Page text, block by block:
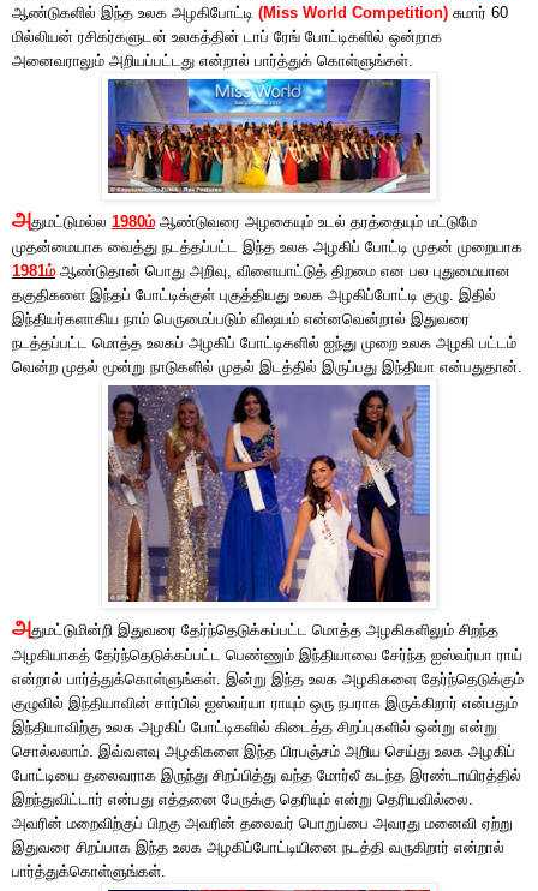
ஆண்டுகளில் இந்த உலக அழகிபோட்டி (Miss World Competition) சுமார் 60
மில்லியன் ரசிகர்களுடன் உலகத்தின் டாப் ரேங் போட்டிகளில் ஒன்றாக
அனைவராலும் அறியப்பட்டது என்றால் பார்த்துக் கொள்ளுங்கள்.
அதுமட்டுமல்ல 1980ம்ஆண்டுவரை அழகையும் உடல் தரத்தையும் மட்டுமே
முதன்மையாக வைத்து நடத்தப்பட்ட இந்த உலக அழகிப் போட்டி முதன் முறையாக
1981ம்ஆண்டுதான் பொது அறிவு, விளையாட்டுத் திறமை என பல புதுமையான
தகுதிகளை இந்தப் போட்டிக்குள் புகுத்தியது உலக அழகிப்போட்டி குழு. இதில்
இந்தியர்களாகிய நாம் பெருமைப்படும் விஷயம் என்னவென்றால் இதுவரை
நடத்தப்பட்ட மொத்த உலகப் அழகிப் போட்டிகளில் ஐந்து முறை உலக அழகி பட்டம்
வென்ற முதல் மூன்று நாடுகளில் முதல் இடத்தில் இருப்பது இந்தியா என்பதுதான்.
அதுமட்டுமின்றி இதுவரை தேர்ந்தெடுக்கப்பட்ட மொத்த அழகிகளிலும் சிறந்த
அழகியாகத் தேர்ந்தெடுக்கப்பட்ட பெண்ணும் இந்தியாவை சேர்ந்த ஐஸ்வர்யா ராய்
என்றால் பார்த்துக்கொள்ளுங்கள். இன்று இந்த உலக அழகிகளை தேர்ந்தெடுக்கும்
குழுவில் இந்தியாவின் சார்பில் ஐஸ்வர்யா ராயும் ஒரு நபராக இருக்கிறார் என்பதும்
இந்தியாவிற்கு உலக அழகிப் போட்டிகளில் கிடைத்த சிறப்புகளில் ஒன்று என்று
சொல்லலாம். இவ்வளவு அழகிகளை இந்த பிரபஞ்சம் அறிய செய்து உலக அழகிப்
போட்டியை தலைவராக இருந்து சிறப்பித்து வந்த மோர்லீ கடந்த இரண்டாயிரத்தில்
இறந்துவிட்டார் என்பது எத்தனை பேருக்கு தெரியும் என்று தெரியவில்லை.
அவரின் மறைவிற்குப் பிறகு அவரின் தலைவர் பொறுப்பை அவரது மனைவி ஏற்று
இதுவரை சிறப்பாக இந்த உலக அழகிப்போட்டியினை நடத்தி வருகிறார் என்றால்
பார்த்துக்கொள்ளுங்கள்.